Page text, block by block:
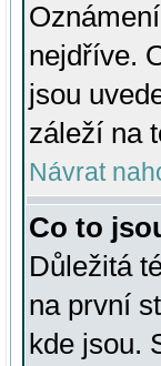
nejdříve.
jsou
záleží na
Návrat
Co to
Důležitá
na první
kde jsou.